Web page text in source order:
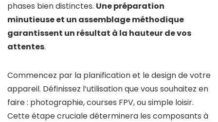
phases bien distinctes. Une préparation
minutieuse et un assemblage méthodique
garantissent un résultat à la hauteur de vos
attentes.
Commencez par la planification et le design de votre
appareil. Définissez l’utilisation que vous souhaitez en
faire : photographie, courses FPV, ou simple loisir.
Cette étape cruciale déterminera les composants à